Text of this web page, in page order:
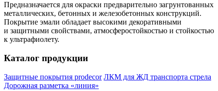
Предназначается для окраски предварительно загрунтованных
металлических, бетонных и железобетонных конструкций.
Покрытие эмали обладает высокими декоративными
и защитными свойствами, атмосферостойкостью и стойкостью
к ультрафиолету.
Каталог продукции
Защитные покрытия prodecor ЛКМ для ЖД транспорта стрела
Дорожная разметка «линия»